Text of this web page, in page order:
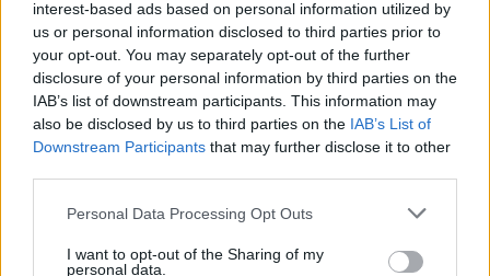
interest-based ads based on personal information utilized by
us or personal information disclosed to third parties prior to
your opt-out. You may separately opt-out of the further
disclosure of your personal information by third parties on the
IAB’s list of downstream participants. This information may
also be disclosed by us to third parties on the IAB’s List of
Downstream Participants that may further disclose it to other
Please note that this website/app uses one or more Google
not limited to your visit or usage behaviour. You may click to
Personal Data Processing Opt Outs
I want to opt-out of the Sharing of my
personal data.
FRISS HÍREK
Szépségipar és orvosi turizmus: milyen
erős Budapest a plasztikai sebészet
ELEMZÉSEK 8 perce